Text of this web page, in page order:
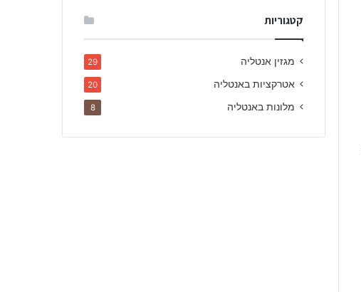
קטגוריות
מגזין אנטליה 29
אטרקציות באנטליה 20
מלונות באנטליה 8